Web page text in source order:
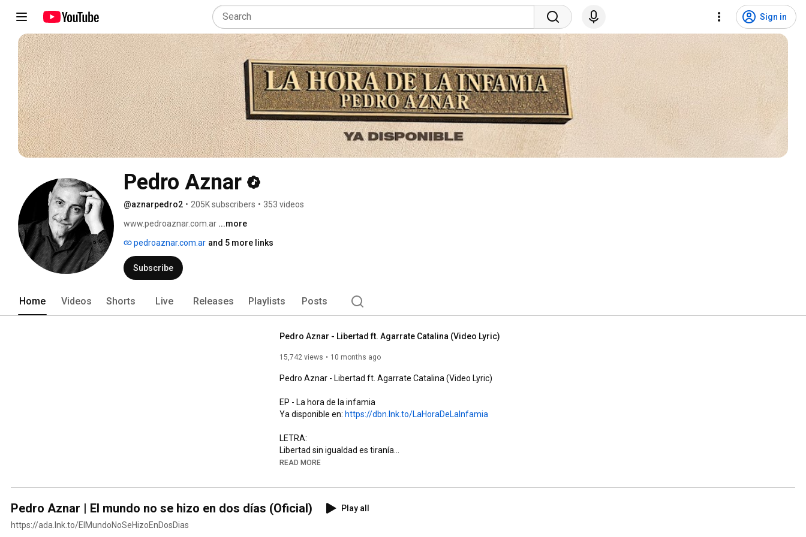
Sign in
Pedro Aznar
@aznarpedro2 • 205K subscribers • 353 videos
www.pedroaznar.com.ar ...more
pedroaznar.com.ar and 5 more links
Subscribe
Home Videos Shorts Live Releases Playlists Posts
Pedro Aznar - Libertad ft. Agarrate Catalina (Video Lyric)
15,742 views 10 months ago
Pedro Aznar - Libertad ft. Agarrate Catalina (Video Lyric)
EP - La hora de la infamia
Ya disponible en: https://dbn.lnk.to/LaHoraDeLaInfamia
LETRA:
Libertad sin igualdad es tiranía
Libertad sin igualdad es tiranía
Yo no quiero igualdad sin libertad
Libertad sin igualdad es tiranía
READ MORE
Pedro Aznar | El mundo no se hizo en dos días (Oficial)
Play all
https://ada.lnk.to/ElMundoNoSeHizoEnDosDias